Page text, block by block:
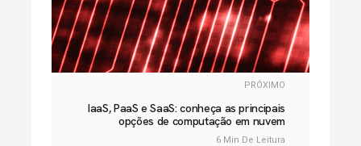
PRÓXIMO
IaaS, PaaS e SaaS: conheça as principais
opções de computação em nuvem
6 Min De Leitura